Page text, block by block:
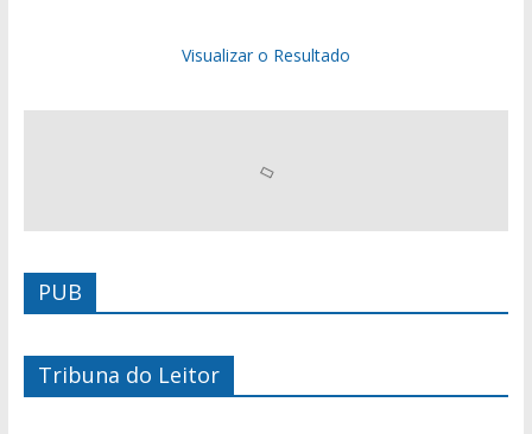
Visualizar o Resultado
PUB
Tribuna do Leitor